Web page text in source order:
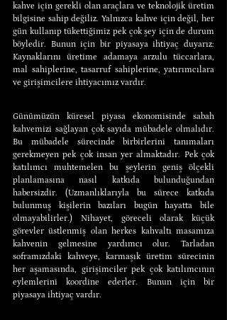
kahve için gerekli olan araçlara ve teknolojik üretim
bilgisine sahip değiliz. Yalnızca kahve için değil, her
gün kullanıp tükettiğimiz pek çok şey için de durum
böyledir. Bunun için bir piyasaya ihtiyaç duyarız:
Kaynaklarını üretime adamaya arzulu tüccarlara,
mal sahiplerine, tasarruf sahiplerine, yatırımcılara
ve girişimcilere ihtiyacımız vardır.
Günümüzün küresel piyasa ekonomisinde sabah
kahvemizi sağlayan çok sayıda mübadele olmalıdır.
Bu mübadele sürecinde birbirlerini tanımaları
gerekmeyen pek çok insan yer almaktadır. Pek çok
katılımcı muhtemelen bu şeylerin geniş ölçekli
planlamasına nasıl katkıda bulunduğundan
habersizdir. (Uzmanlıklarıyla bu sürece katkıda
bulunmuş kişilerin bazıları bugün hayatta bile
olmayabilirler.) Nihayet, göreceli olarak küçük
görevler üstlenmiş olan herkes kahvaltı masamıza
kahvenin gelmesine yardımcı olur. Tarladan
soframızdaki kahveye, karmaşık üretim sürecinin
her aşamasında, girişimciler pek çok katılımcının
eylemlerini koordine ederler. Bunun için bir
piyasaya ihtiyaç vardır.